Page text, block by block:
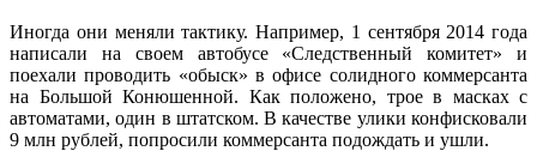
Иногда они меняли тактику. Например, 1 сентября 2014 года
написали на своем автобусе «Следственный комитет» и
поехали проводить «обыск» в офисе солидного коммерсанта
на Большой Конюшенной. Как положено, трое в масках с
автоматами, один в штатском. В качестве улики конфисковали
9 млн рублей, попросили коммерсанта подождать и ушли.